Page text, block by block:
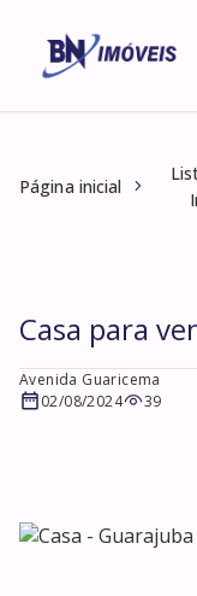
Página inicial
Casa para
Avenida Guaricema
02/08/2024
39